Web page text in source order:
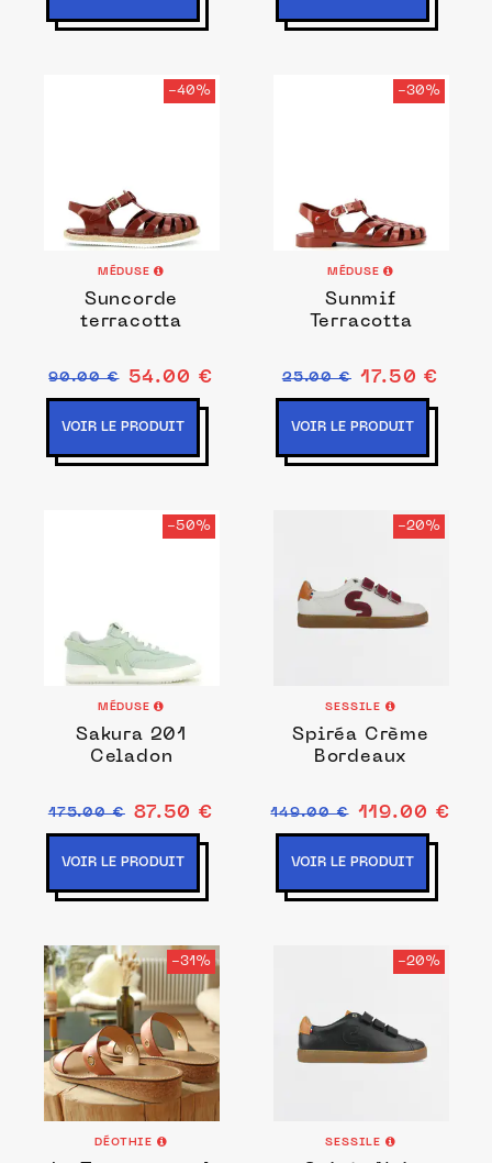
-40%
MÉDUSE
Suncorde
terracotta
90.00 € 54.00 €
VOIR LE PRODUIT
-30%
MÉDUSE
Sunmif
Terracotta
25.00 € 17.50 €
VOIR LE PRODUIT
-50%
MÉDUSE
Sakura 201
Celadon
175.00 € 87.50 €
VOIR LE PRODUIT
-20%
SESSILE
Spiréa Crème
Bordeaux
149.00 € 119.00 €
VOIR LE PRODUIT
-31%
DÉOTHIE
-20%
SESSILE